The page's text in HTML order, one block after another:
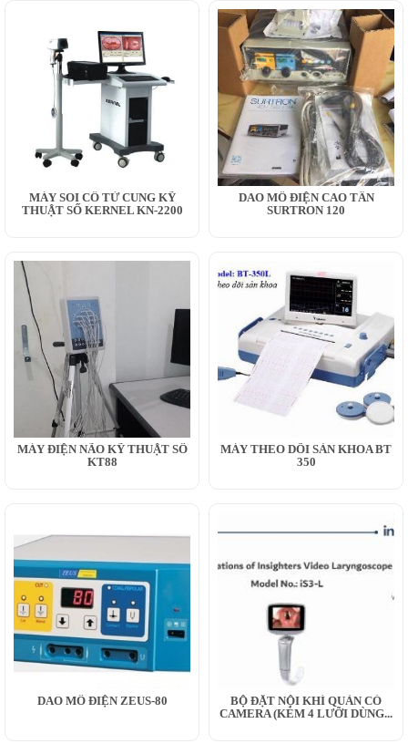
MÁY SOI CỔ TỬ CUNG KỸ
THUẬT SỐ KERNEL KN-2200
DAO MỔ ĐIỆN CAO TẦN
SURTRON 120
MÁY ĐIỆN NÃO KỸ THUẬT SỐ
KT88
MÁY THEO DÕI SẢN KHOA BT
350
DAO MỔ ĐIỆN ZEUS-80
BỘ ĐẶT NỘI KHÍ QUẢN CÓ
CAMERA (KÈM 4 LƯỠI DÙNG...